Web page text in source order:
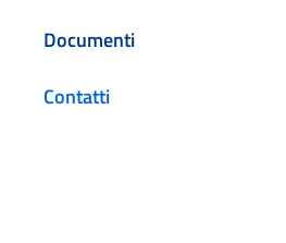
Documenti
Contatti